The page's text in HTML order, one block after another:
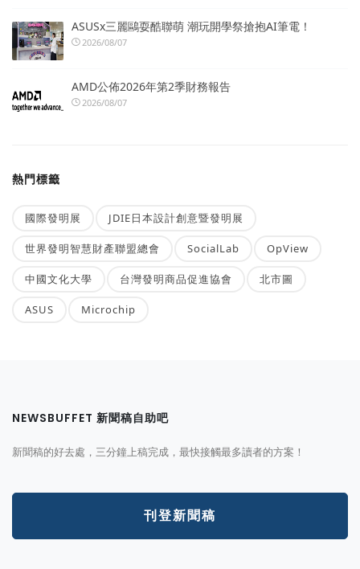
ASUSx三麗鷗耍酷聯萌 潮玩開學祭搶抱AI筆電！
2026/08/07
AMD公佈2026年第2季財務報告
2026/08/07
熱門標籤
國際發明展 JDIE日本設計創意暨發明展
世界發明智慧財產聯盟總會 SocialLab OpView
中國文化大學 台灣發明商品促進協會 北市圖
ASUS Microchip
NEWSBUFFET 新聞稿自助吧
新聞稿的好去處，三分鐘上稿完成，最快接觸最多讀者的方案！
刊登新聞稿